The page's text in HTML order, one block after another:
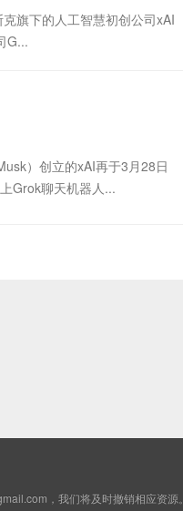
旗下的人工智慧初创公司xAI
G...
）创立的xAI再于3月28日
Grok聊天机器人...
，我们将及时撤销相应资源。